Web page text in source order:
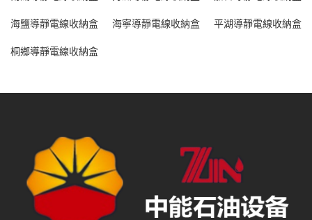
海鹽導靜電線收納盒 海寧導靜電線收納盒 平湖導靜電線收納盒
桐鄉導靜電線收納盒